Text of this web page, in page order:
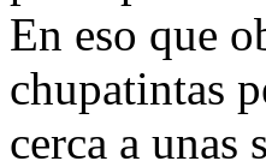
En eso que
chupatintas
cerca a